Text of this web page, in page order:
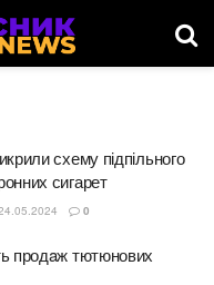
схему підпільного
сигарет
0
продaж тютюнових